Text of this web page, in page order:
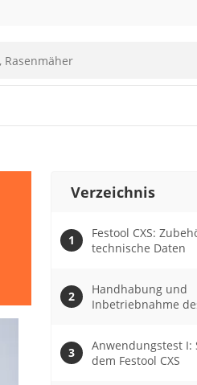
Verzeichnis
Festool CXS:
technische Daten
Handhabung und
Inbetriebnahme
Anwendungstest
dem Festool CXS